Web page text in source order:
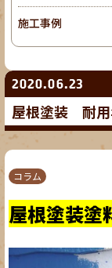
2020.06.23
屋根塗装 耐
コラム
屋根塗装塗
施工事例